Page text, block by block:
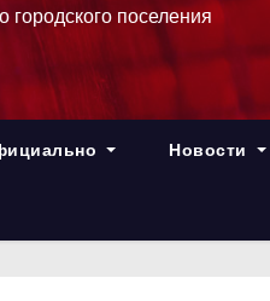
городского поселения
Новости